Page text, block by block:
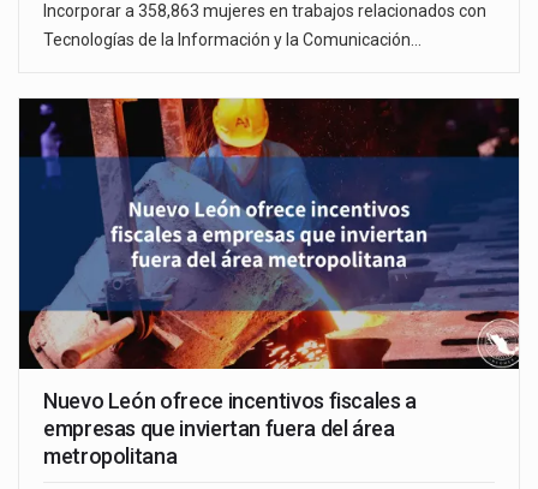
Incorporar a 358,863 mujeres en trabajos relacionados con
Tecnologías de la Información y la Comunicación…
Nuevo León ofrece incentivos fiscales a
empresas que inviertan fuera del área
metropolitana